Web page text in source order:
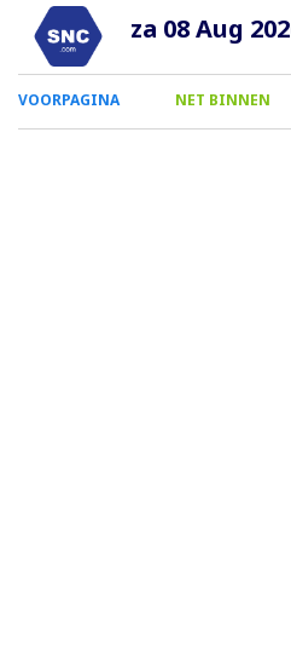
za 08 Aug
0
Smartphone
VOORPAGINA NET BINNEN